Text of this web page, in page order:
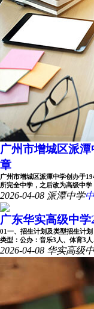
广州市增城区派
章
广州市增城区派潭中学创办于
所完全中学，之后改为高级中学
2026-04-08 派潭中学
广东华实高级中
01一、招生计划及类型招生计
类型：公办：音乐3人、体育3人
2026-04-08 华实高级